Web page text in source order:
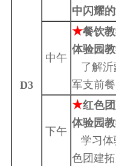
D3
中闪耀
中午
★餐饮
体验园
了解沂
军支前餐
下午
★红色
体验园
学习体
色团建拓